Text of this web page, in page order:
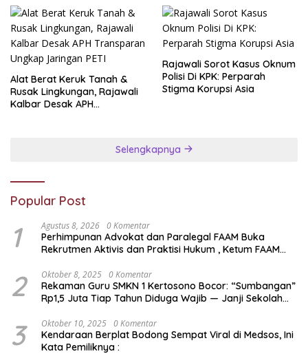
Alat Berat Keruk Tanah &
Rusak Lingkungan, Rajawali
Kalbar Desak APH
Rajawali Sorot Kasus Oknum
Polisi Di KPK: Perparah
Stigma Korupsi Asia
Selengkapnya
Popular Post
1 Agustus 8, 2026 0 Komentar
Perhimpunan Advokat dan Paralegal FAAM Buka
Rekrutmen Aktivis dan Praktisi Hukum , Ketum FAAM
2 Oktober 8, 2025 0 Komentar
Rekaman Guru SMKN 1 Kertosono Bocor: “Sumbangan”
Rp1,5 Juta Tiap Tahun Diduga Wajib — Janji Sekolah
3 Oktober 10, 2025 0 Komentar
Kendaraan Berplat Bodong Sempat Viral di Medsos, Ini
Kata Pemiliknya :